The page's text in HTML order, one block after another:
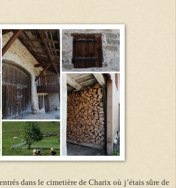
dans le cimetière de Charix où j’étais sûre de